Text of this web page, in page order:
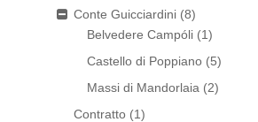
Conte Guicciardini (8)
Belvedere Campóli (1)
Castello di Poppiano (5)
Massi di Mandorlaia (2)
Contratto (1)